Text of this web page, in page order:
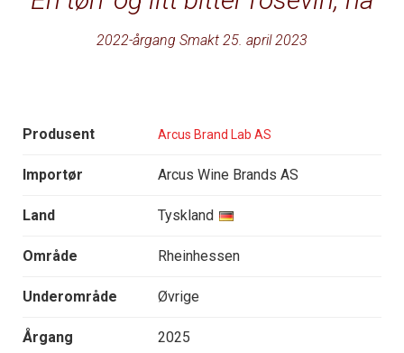
2022-årgang Smakt 25. april 2023
Produsent Arcus Brand Lab AS
Importør Arcus Wine Brands AS
Land Tyskland
Område Rheinhessen
Underområde Øvrige
Årgang 2025